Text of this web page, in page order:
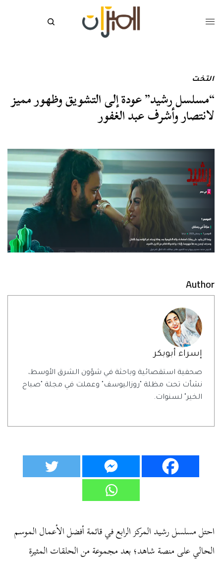
التخت
“مسلسل رشيد” عودة إلى التشويق وظهور مميز
لانتصار وأشرف عبد الغفور
Author
إسراء أبوبكر
صحفية استقصائية وباحثة في شؤون الشرق الأوسط،
نشأت تحت مظلة "روزاليوسف" وعملت في مجلة "صباح
الخير" لسنوات.
احتل مسلسل رشيد المركز الرابع في قائمة أفضل الأعمال الموسم
الحالي على منصة شاهد؛ بعد مجموعة من الحلقات المثيرة